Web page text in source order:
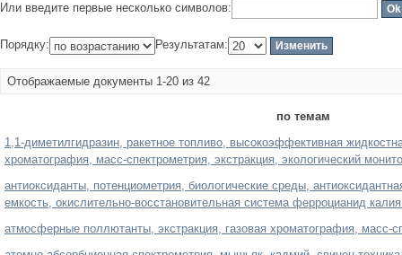
Или введите первые несколько символов:
Порядку: Результатам:
Отображаемые документы 1-20 из 42
по темам
1,1-диметилгидразин, ракетное топливо, высокоэффективная
хроматография, масс-спектрометрия, экстракция, экологический
антиоксиданты, потенциометрия, биологические среды,
емкость, окислительно-восстановительная система ферроцианид
атмосферные поллютанты, экстракция, газовая хроматография, масс-